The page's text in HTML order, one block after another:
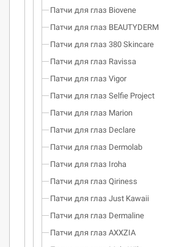
Патчи для глаз Biovene
Патчи для глаз BEAUTYDERM
Патчи для глаз 380 Skincare
Патчи для глаз Ravissa
Патчи для глаз Vigor
Патчи для глаз Selfie Project
Патчи для глаз Marion
Патчи для глаз Declare
Патчи для глаз Dermolab
Патчи для глаз Iroha
Патчи для глаз Qiriness
Патчи для глаз Just Kawaii
Патчи для глаз Dermaline
Патчи для глаз AXXZIA